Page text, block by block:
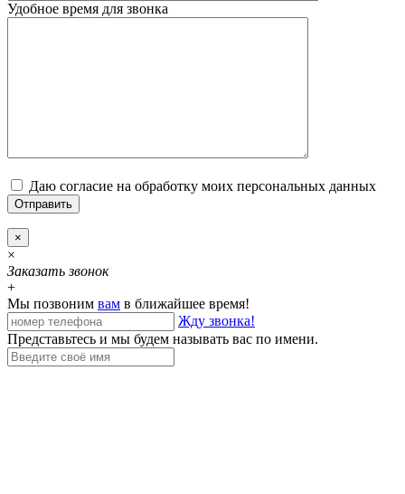
Удобное время для звонка
Даю согласие на обработку моих персональных данных
×
×
Заказать звонок
+
Мы позвоним вам в ближайшее время!
Жду звонка!
Представьтесь и мы будем называть вас по имени.